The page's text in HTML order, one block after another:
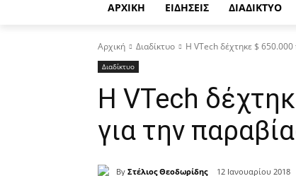
ΑΡΧΙΚΉ ΕΙΔΉΣΕΙΣ ΔΙΑΔΊΚΤΥΟ
Αρχική Διαδίκτυο Η VTech δέχτηκε $
Διαδίκτυο
Η VTech
για την
By Στέλιος Θεοδωρίδης 12 Ιανουαρίου 2018